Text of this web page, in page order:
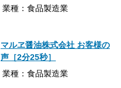
業種：食品製造業
マルヱ醤油株式会社 お客様の
声［2分25秒］
業種：食品製造業